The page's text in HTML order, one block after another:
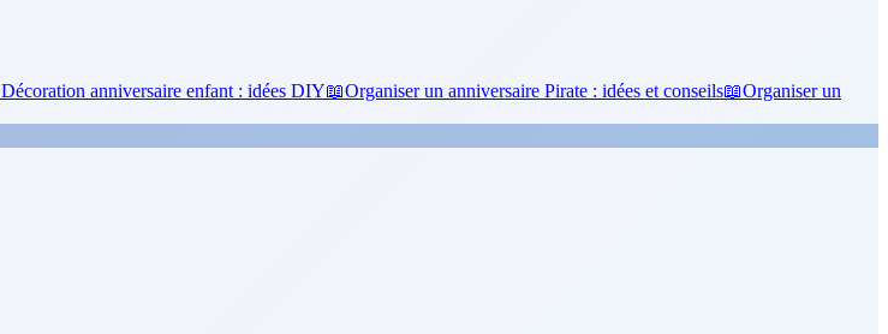
Décoration anniversaire enfant : idées DIY📖Organiser un anniversaire Pirate : idées et conseils📖Organiser un